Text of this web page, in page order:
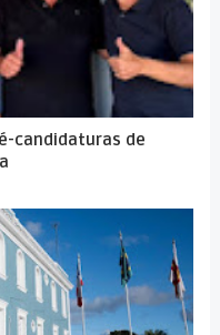
candidaturas de